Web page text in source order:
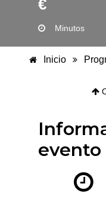
€
Minutos
Inicio
evento